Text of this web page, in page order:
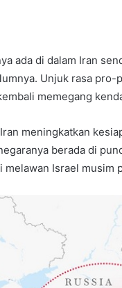
ada di dalam Iran
Unjuk rasa
memegang
meningkatkan
berada di
melawan Israel musim